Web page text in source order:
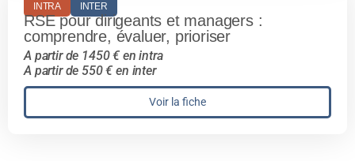
INTRA INTER
RSE pour dirigeants et managers :
comprendre, évaluer, prioriser
A partir de 1450 € en intra
A partir de 550 € en inter
Voir la fiche